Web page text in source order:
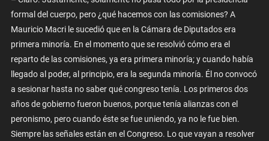
formal del cuerpo, pero ¿qué hacemos con las comisiones? A
Mauricio Macri le sucedió que en la Cámara de Diputados era
primera minoría. En el momento que se resolvió cómo era el
reparto de las comisiones, ya era primera minoría; y cuando había
llegado al poder, al principio, era la segunda minoría. Él no convocó
a sesionar hasta no saber qué congreso tenía. Los primeros dos
años de gobierno fueron buenos, porque tenía alianzas con el
peronismo, pero cuando éste se fue uniendo, ya no le fue bien.
Siempre las señales están en el Congreso. Lo que vayan a resolver